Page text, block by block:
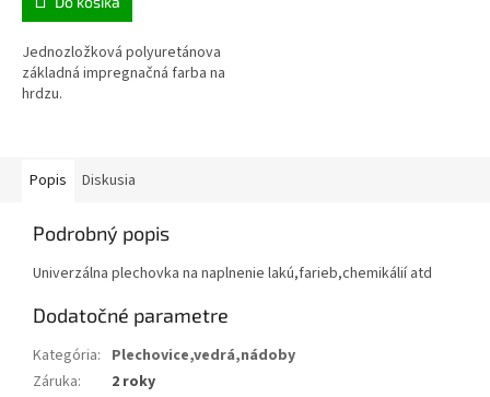
Jednozložková polyuretánova
základná impregnačná farba na
hrdzu.
Popis Diskusia
Podrobný popis
Univerzálna plechovka na naplnenie lakú,farieb,chemikálií atd
Dodatočné parametre
Kategória: Plechovice,vedrá,nádoby
Záruka: 2 roky